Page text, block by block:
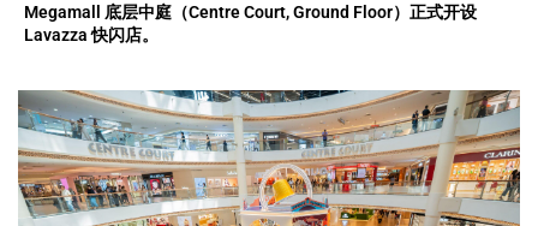
Megamall 底层中庭（Centre Court, Ground Floor）正式开设
Lavazza 快闪店。